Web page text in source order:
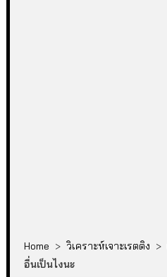
Home > วิเคราะห์เจาะเรตติง >
อื่นเป็นไงนะ